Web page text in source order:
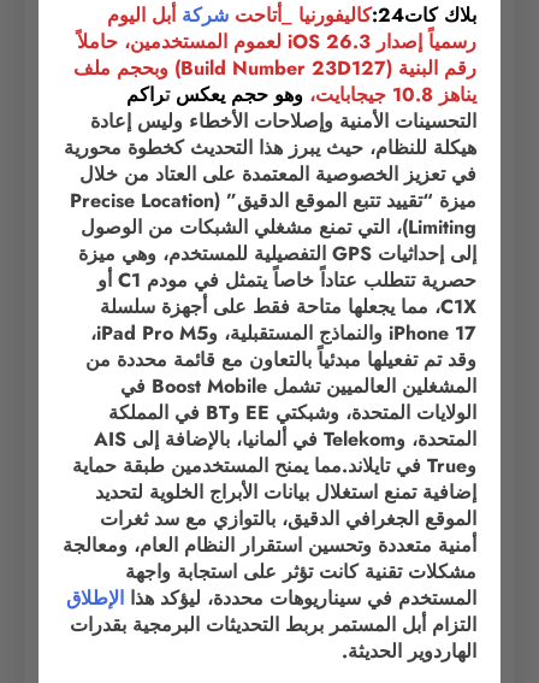
بلاك كات24: كاليفورنيا _أتاحت شركة أبل اليوم
رسمياً إصدار iOS 26.3 لعموم المستخدمين، حاملاً
رقم البنية (Build Number 23D127) وبحجم ملف
يناهز 10.8 جيجابايت،
وهو حجم يعكس تراكم
التحسينات الأمنية وإصلاحات الأخطاء وليس إعادة
هيكلة للنظام، حيث يبرز هذا التحديث كخطوة محورية
في تعزيز الخصوصية المعتمدة على العتاد من خلال
ميزة “تقييد تتبع الموقع الدقيق” (Precise Location
Limiting)، التي تمنع مشغلي الشبكات من الوصول
إلى إحداثيات GPS التفصيلية للمستخدم، وهي ميزة
حصرية تتطلب عتاداً خاصاً يتمثل في مودم C1 أو
C1X، مما يجعلها متاحة فقط على أجهزة سلسلة
iPhone 17 والنماذج المستقبلية، وiPad Pro M5،
وقد تم تفعيلها مبدئياً بالتعاون مع قائمة محددة من
المشغلين العالميين تشمل Boost Mobile في
الولايات المتحدة، وشبكتي EE وBT في المملكة
المتحدة، وTelekom في ألمانيا، بالإضافة إلى AIS
وTrue في تايلاند.مما يمنح المستخدمين طبقة حماية
إضافية تمنع استغلال بيانات الأبراج الخلوية لتحديد
الموقع الجغرافي الدقيق، بالتوازي مع سد ثغرات
أمنية متعددة وتحسين استقرار النظام العام، ومعالجة
مشكلات تقنية كانت تؤثر على استجابة واجهة
المستخدم في سيناريوهات محددة، ليؤكد هذا الإطلاق
التزام أبل المستمر بربط التحديثات البرمجية بقدرات
الهاردوير الحديثة.